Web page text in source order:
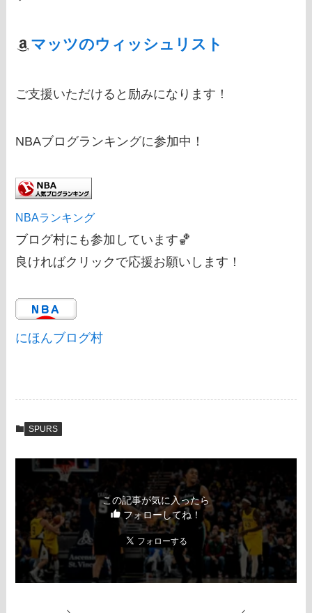
マッツのウィッシュリスト
ご支援いただけると励みになります！
NBAブログランキングに参加中！
NBAランキング
ブログ村にも参加しています🏀
良ければクリックで応援お願いします！
にほんブログ村
SPURS
この記事が気に入ったら
フォローしてね！